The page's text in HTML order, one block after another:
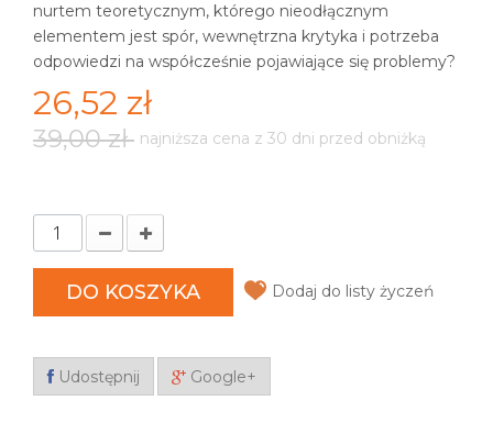
nurtem teoretycznym, którego nieodłącznym
elementem jest spór, wewnętrzna krytyka i potrzeba
odpowiedzi na współcześnie pojawiające się problemy?
26,52 zł
39,00 zł najniższa cena z 30 dni przed obniżką
DO KOSZYKA Dodaj do listy życzeń
Udostępnij Google+